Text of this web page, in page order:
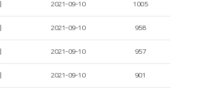
2021-09-10 1005
2021-09-10 958
2021-09-10 957
2021-09-10 901